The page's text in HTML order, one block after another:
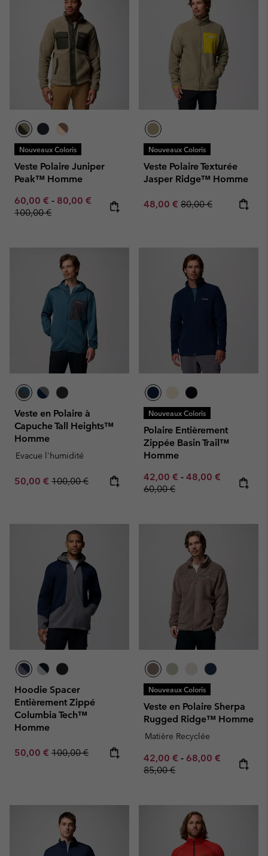
Nouveaux Coloris
Veste Polaire Juniper
Peak™ Homme
Minimum sale price:
60,00 € - Maximum sale price:
80,00 € Regular price:
100,00 €
Nouveaux Coloris
Veste Polaire Texturée
Jasper Ridge™ Homme
Sale price:
48,00 € Regular price:
80,00 €
Veste en Polaire à
Capuche Tall Heights™
Homme
Evacue l'humidité
Sale price:
50,00 € Regular price:
100,00 €
Nouveaux Coloris
Polaire Entièrement
Zippée Basin Trail™
Homme
Minimum sale price:
42,00 € - Maximum sale
48,00 € Regular
60,00 €
Hoodie Spacer
Entièrement Zippé
Columbia Tech™
Homme
Sale price:
50,00 € Regular price:
100,00 €
Nouveaux Coloris
Veste en Polaire Sherpa
Rugged Ridge™ Homme
Matière Recyclée
Minimum sale price:
42,00 € - Maximum sale
68,00 € Regular
85,00 €